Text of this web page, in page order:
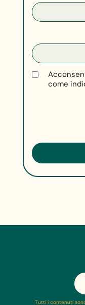
come
Tutti i contenuti